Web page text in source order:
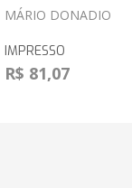
MÁRIO DONADIO
IMPRESSO
R$ 81,07